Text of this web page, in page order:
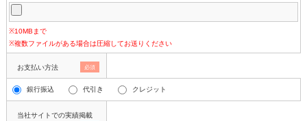
※10MBまで
※複数ファイルがある場合は圧縮してお送りください
お支払い方法 必須
銀行振込 代引き クレジット
当社サイトでの実績掲載